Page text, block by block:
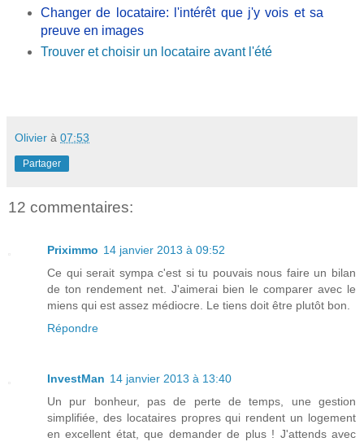
Changer de locataire: l'intérêt que j'y vois et sa
preuve en images
Trouver et choisir un locataire avant l'été
Olivier à 07:53
Partager
12 commentaires:
Priximmo 14 janvier 2013 à 09:52
Ce qui serait sympa c'est si tu pouvais nous faire un bilan
de ton rendement net. J'aimerai bien le comparer avec le
miens qui est assez médiocre. Le tiens doit être plutôt bon.
Répondre
InvestMan 14 janvier 2013 à 13:40
Un pur bonheur, pas de perte de temps, une gestion
simplifiée, des locataires propres qui rendent un logement
en excellent état, que demander de plus ! J'attends avec